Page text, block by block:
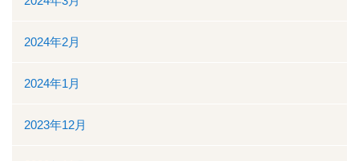
2024年2月
2024年1月
2023年12月